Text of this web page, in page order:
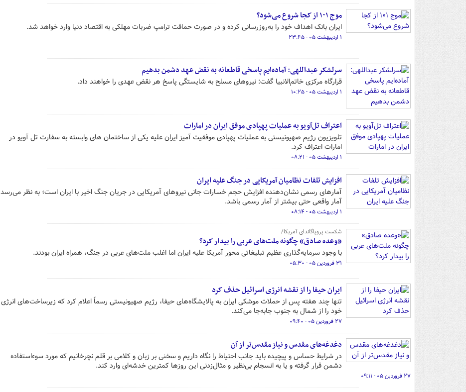
موج ۱۰۱ از کجا شروع می‌شود؟
ایران بانک اهداف خود را به‌روزرسانی کرده و در صورت حماقت ترامپ ضربات مهلکی به اقتصاد دنیا وارد خواهد شد.
۱ اردیبهشت ۰۵ - ۲۳:۴۵
سرلشکر عبداللهی: آماده‌ایم پاسخی قاطعانه به نقض عهد دشمن بدهیم
قرارگاه مرکزی خاتم‌الانبیا گفت: نیروهای مسلح به شایستگی پاسخ هر نقض عهدی را خواهند داد.
۱ اردیبهشت ۰۵ - ۱۰:۲۵
اعتراف تل‌آویو به عملیات پهپادی موفق ایران در امارات
تلویزیون رژیم صهیونیستی به عملیات پهپادی موفقیت آمیز ایران علیه یکی از ساختمان های وابسته به سفارت تل آویو در
امارات اعتراف کرد.
۱ اردیبهشت ۰۵ - ۰۸:۲۱
افزایش تلفات نظامیان آمریکایی در جنگ علیه ایران
آمارهای رسمی نشان‌دهنده افزایش حجم خسارات جانی نیروهای آمریکایی در جریان جنگ اخیر با ایران است؛ به نظر می‌رسد
آمار واقعی حتی بیشتر از آمار رسمی باشد.
۱ اردیبهشت ۰۵ - ۰۸:۱۴
شکست پروپاگاندای آمریکا/
«وعده صادق» چگونه ملت‌های عربی را بیدار کرد؟
با وجود سرمایه‌گذاری عظیم تبلیغاتی محور آمریکا علیه ایران اما اغلب ملت‌های عربی در جنگ، همراه ایران بودند.
۳۱ فروردین ۰۵ - ۰۵:۳۰
ایران حیفا را از نقشه انرژی اسرائیل حذف کرد
تنها چند هفته پس از حملات موشکی ایران به پالایشگاه‌های حیفا، رژیم صهیونیستی رسماً اعلام کرد که زیرساخت‌های انرژی
خود را از شمال به جنوب جابه‌جا می‌کند.
۲۷ فروردین ۰۵ - ۰۹:۴۰
دغدغه‌های مقدس و نیاز مقدس‌تر از آن
در شرایط حساس و پیچیده‌ باید جانب احتیاط را نگاه داریم و سخنی بر زبان و کلامی بر قلم نچرخانیم که مورد سوءاستفاده
دشمن قرار گرفته و یا به انسجام بی‌نظیر و مثال‌زدنی این روزها کمترین خدشه‌ای وارد کند.
۲۷ فروردین ۰۵ - ۰۹:۱۱